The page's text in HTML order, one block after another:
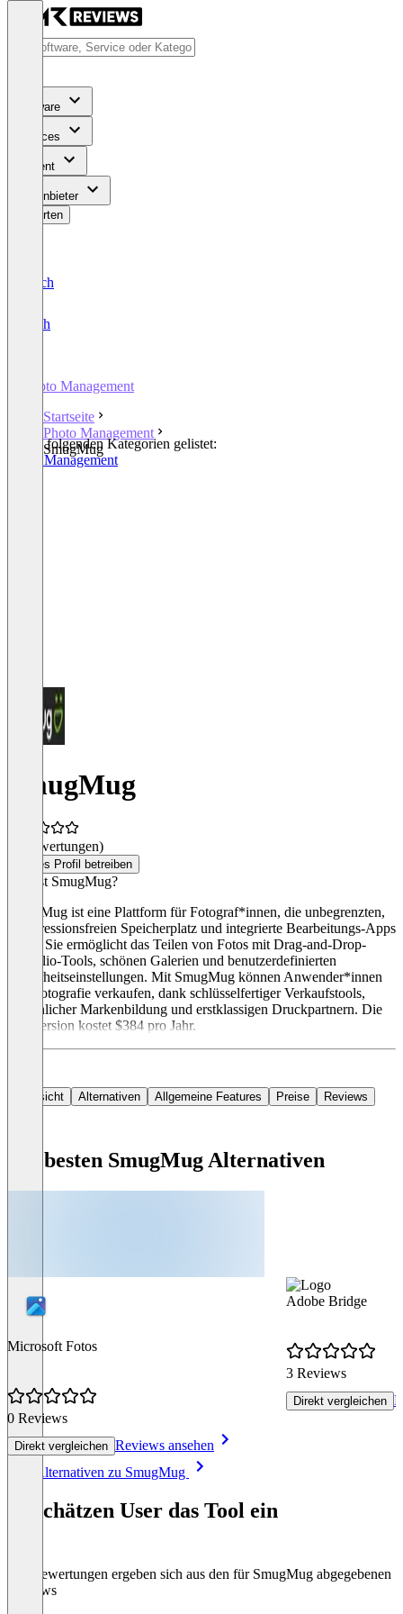
Software
Services
Content
Für Anbieter
Bewerten
Deutsch
English
Photo Management
Startseite
Photo Management
SmugMug
In den folgenden Kategorien gelistet:
Photo Management
SmugMug
(0 Bewertungen)
Dieses Profil betreiben
Was ist SmugMug?
SmugMug ist eine Plattform für Fotograf*innen, die unbegrenzten,
kompressionsfreien Speicherplatz und integrierte Bearbeitungs-Apps
bietet. Sie ermöglicht das Teilen von Fotos mit Drag-and-Drop-
Portfolio-Tools, schönen Galerien und benutzerdefinierten
Sicherheitseinstellungen. Mit SmugMug können Anwender*innen
ihre Fotografie verkaufen, dank schlüsselfertiger Verkaufstools,
persönlicher Markenbildung und erstklassigen Druckpartnern. Die
Pro-Version kostet $384 pro Jahr.
Übersicht Alternativen Allgemeine Features Preise Reviews
Die besten SmugMug Alternativen
Microsoft Fotos
0 Reviews
Direkt vergleichen Reviews ansehen
Adobe Bridge
3 Reviews
Direkt vergleichen
Alle Alternativen zu SmugMug
So schätzen User das Tool ein
Die Bewertungen ergeben sich aus den für SmugMug abgegebenen
Reviews